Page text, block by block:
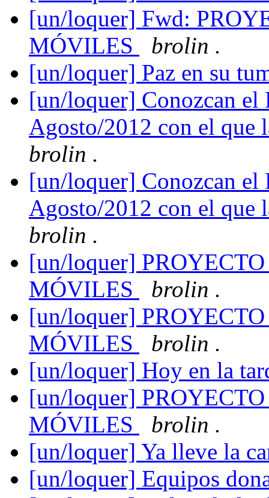
[un/loquer] Fwd:
MÓVILES
brolin .
[un/loquer] Paz en su
[un/loquer] Conozcan el
Agosto/2012 con el que
brolin .
[un/loquer] Conozcan el
Agosto/2012 con el que
brolin .
[un/loquer]
MÓVILES
brolin .
[un/loquer]
MÓVILES
brolin .
[un/loquer] Hoy en la
[un/loquer]
MÓVILES
brolin .
[un/loquer] Ya lleve la
[un/loquer] Equipos